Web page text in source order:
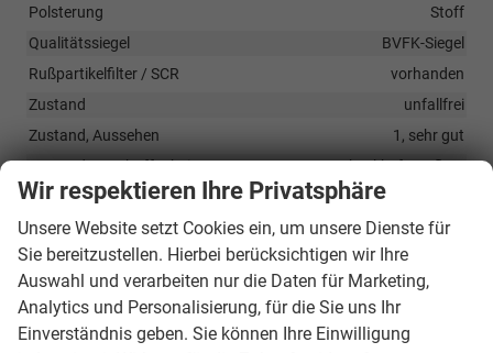
Polsterung
Stoff
Qualitätssiegel
BVFK-Siegel
Rußpartikelfilter / SCR
vorhanden
Zustand
unfallfrei
Zustand, Aussehen
1, sehr gut
Zustand, Beschaffenheit
Scheckheftgepflegt
Zustand, Fahrfähigkeit
fahrtauglich
Serienausstattungen
Pakete
Infotainment-Paket
Wir respektieren Ihre Privatsphäre
Unsere Website setzt Cookies ein, um unsere Dienste für
Sie bereitzustellen. Hierbei berücksichtigen wir Ihre
Auswahl und verarbeiten nur die Daten für Marketing,
Analytics und Personalisierung, für die Sie uns Ihr
Einverständnis geben. Sie können Ihre Einwilligung